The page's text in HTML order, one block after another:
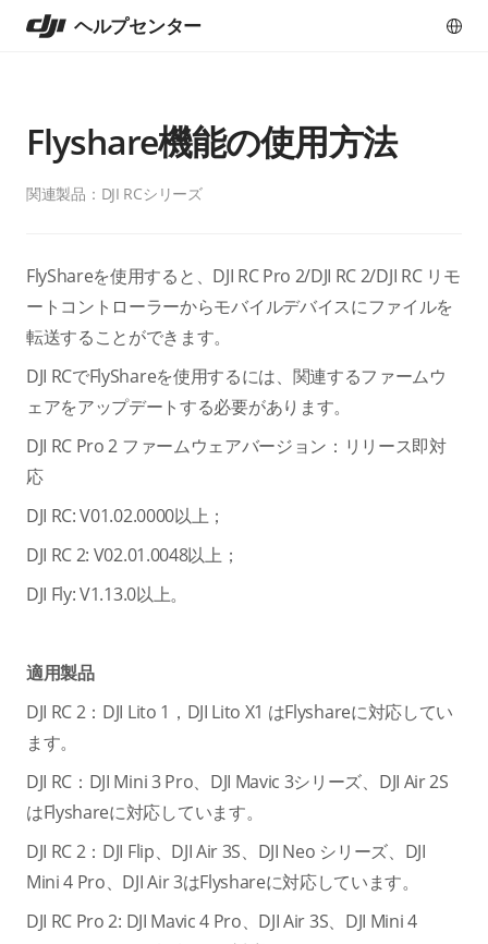
ヘルプセンター
Flyshare機能の使用方法
関連製品： DJI RCシリーズ
FlyShareを使用すると、DJI RC Pro 2/DJI RC 2/DJI RC リモ
ートコントローラーからモバイルデバイスにファイルを
転送することができます。
DJI RCでFlyShareを使用するには、関連するファームウ
ェアをアップデートする必要があります。
DJI RC Pro 2 ファームウェアバージョン：リリース即対
応
DJI RC: V01.02.0000以上；
DJI RC 2: V02.01.0048以上；
DJI Fly: V1.13.0以上。
適用製品
DJI RC 2：DJI Lito 1，DJI Lito X1 はFlyshareに対応してい
ます。
DJI RC：DJI Mini 3 Pro、DJI Mavic 3シリーズ、DJI Air 2S
はFlyshareに対応しています。
DJI RC 2：DJI Flip、DJI Air 3S、DJI Neo シリーズ、DJI
Mini 4 Pro、DJI Air 3はFlyshareに対応しています。
DJI RC Pro 2: DJI Mavic 4 Pro、DJI Air 3S、DJI Mini 4